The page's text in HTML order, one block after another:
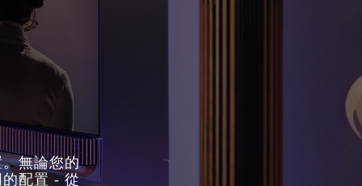
無論您的
的配置 - 從